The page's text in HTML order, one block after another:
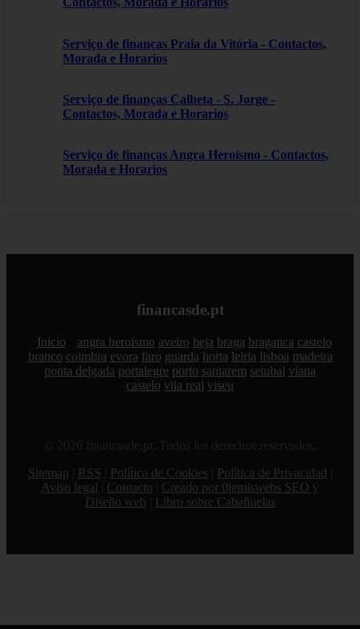
Serviço de finanças Praia da Vitória - Contactos,
Morada e Horarios
Serviço de finanças Calheta - S. Jorge -
Contactos, Morada e Horarios
Serviço de finanças Angra Heroísmo - Contactos,
Morada e Horarios
financasde.pt
Inicio angra heroismo aveiro beja braga braganca castelo
branco coimbra evora faro guarda horta leiria lisboa madeira
ponta delgada portalegre porto santarem setubal viana
castelo vila real viseu
© 2026 financasde.pt. Todos los derechos reservados.
Sitemap
RSS Política de Cookies Política de Privacidad
Aviso legal
Contacto
Creado por 0lemiswebs SEO y
Diseño web
Libro sobre Cabañuelas